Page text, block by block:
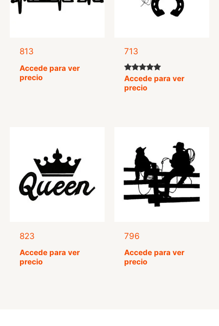
813
Accede para ver
precio
713
Valorado
con
5.00
Accede para ver
precio
823
Accede para ver
precio
796
Accede para ver
precio